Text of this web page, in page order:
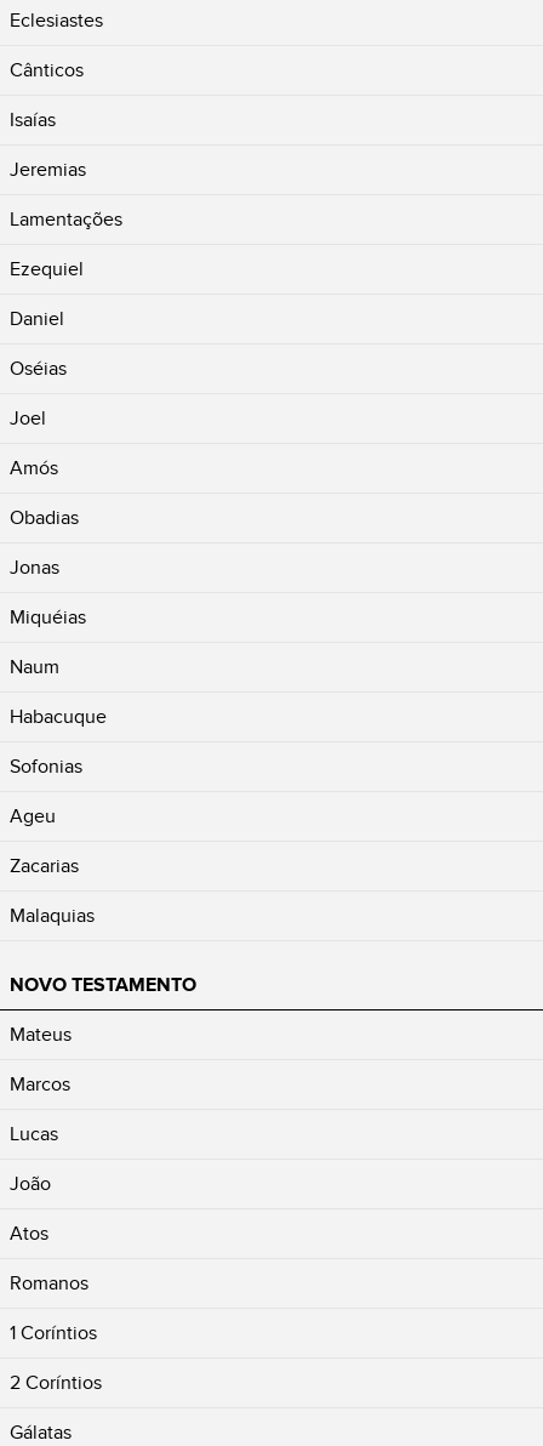
Eclesiastes
Cânticos
Isaías
Jeremias
Lamentações
Ezequiel
Daniel
Oséias
Joel
Amós
Obadias
Jonas
Miquéias
Naum
Habacuque
Sofonias
Ageu
Zacarias
Malaquias
NOVO TESTAMENTO
Mateus
Marcos
Lucas
João
Atos
Romanos
1 Coríntios
2 Coríntios
Gálatas